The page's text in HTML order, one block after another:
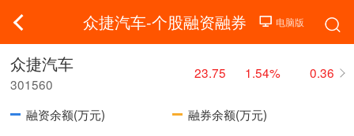
众捷汽车-个股融资融券
众捷汽车
301560
23.75 1.54% 0.36
融资余额(万元) 融券余额(万元)